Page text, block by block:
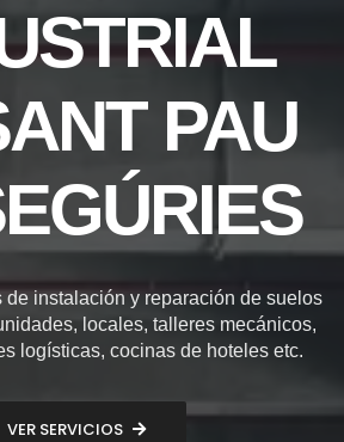
PAU
de instalación y reparación de suelos
locales, talleres mecánicos,
logísticas, cocinas de hoteles etc.
VER SERVICIOS